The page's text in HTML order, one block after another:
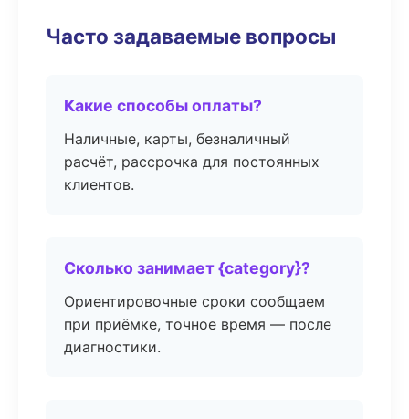
Часто задаваемые вопросы
Какие способы оплаты?
Наличные, карты, безналичный
расчёт, рассрочка для постоянных
клиентов.
Сколько занимает {category}?
Ориентировочные сроки сообщаем
при приёмке, точное время — после
диагностики.